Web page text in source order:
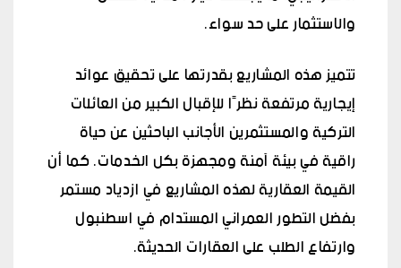
والاستثمار على حد سواء.
تتميز هذه المشاريع بقدرتها على تحقيق عوائد
إيجارية مرتفعة نظرًا للإقبال الكبير من العائلات
التركية والمستثمرين الأجانب الباحثين عن حياة
راقية في بيئة آمنة ومجهزة بكل الخدمات. كما أن
القيمة العقارية لهذه المشاريع في ازدياد مستمر
بفضل التطور العمراني المستدام في اسطنبول
وارتفاع الطلب على العقارات الحديثة.